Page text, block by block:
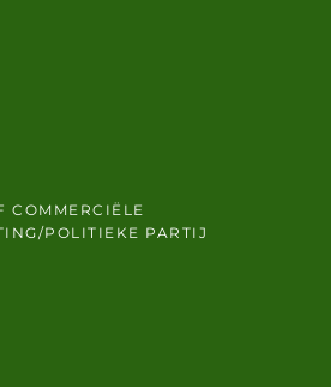
COMMERCIËLE
POLITIEKE PARTIJ